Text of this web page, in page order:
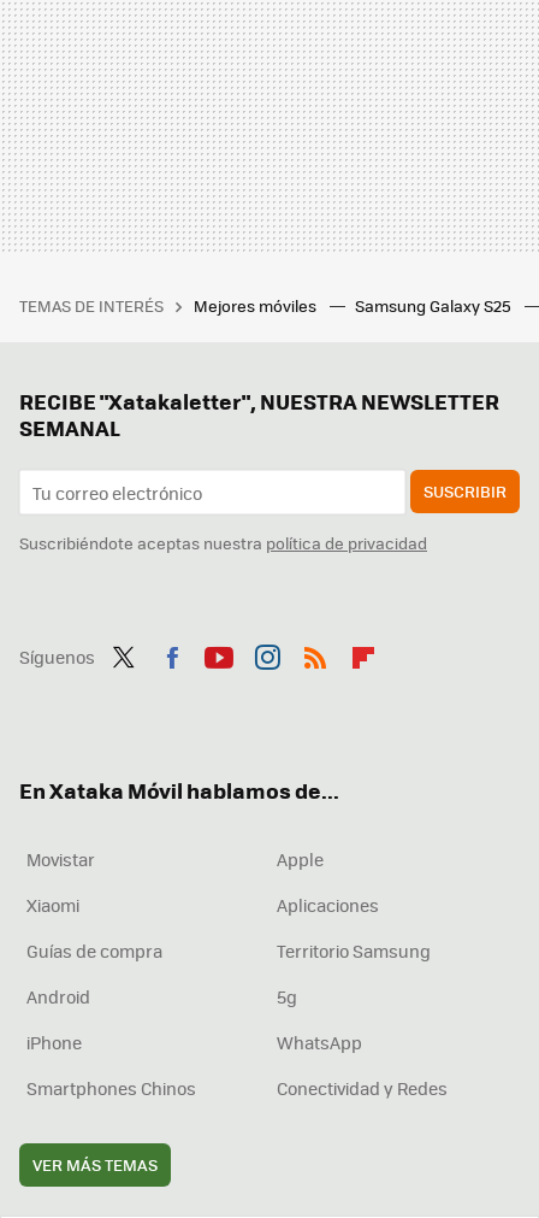
TEMAS DE INTERÉS Mejores móviles Samsung Galaxy S25
RECIBE "Xatakaletter", NUESTRA NEWSLETTER
SEMANAL
SUSCRIBIR
Suscribiéndote aceptas nuestra política de privacidad
Síguenos
En Xataka Móvil hablamos de...
Movistar
Apple
Xiaomi
Aplicaciones
Guías de compra
Territorio Samsung
Android
5g
iPhone
WhatsApp
Smartphones Chinos
Conectividad y Redes
VER MÁS TEMAS